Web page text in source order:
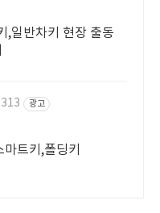
,일반차키 현장 출동
광고
트키,폴딩키